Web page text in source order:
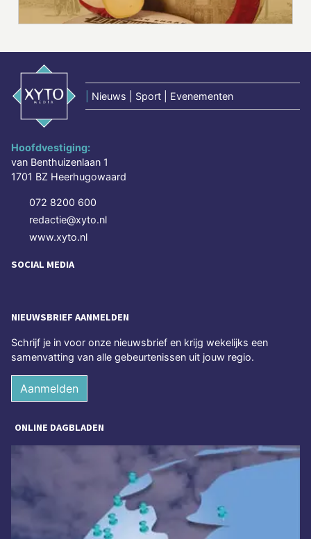
Nieuws | Sport | Evenementen
Hoofdvestiging:
van Benthuizenlaan 1
1701 BZ Heerhugowaard
072 8200 600
redactie@xyto.nl
www.xyto.nl
SOCIAL MEDIA
NIEUWSBRIEF AANMELDEN
Schrijf je in voor onze nieuwsbrief en krijg wekelijks een
samenvatting van alle gebeurtenissen uit jouw regio.
Aanmelden
ONLINE DAGBLADEN